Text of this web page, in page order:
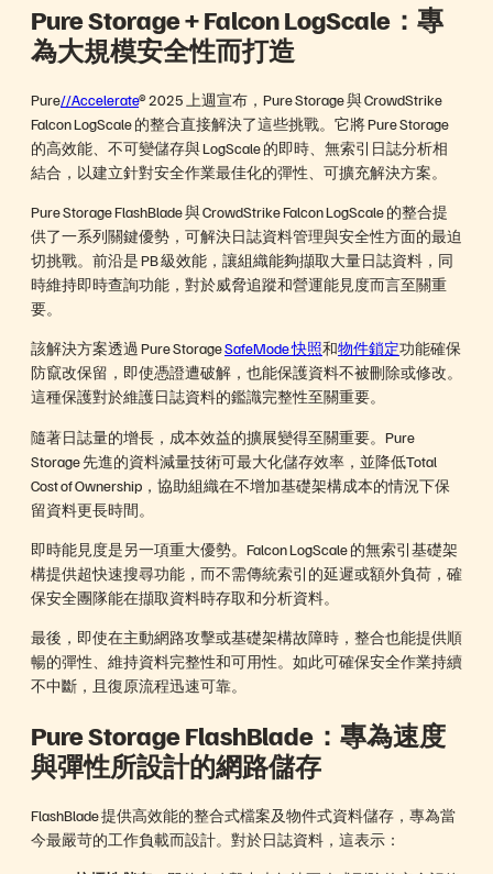
Pure Storage + Falcon LogScale：專
為大規模安全性而打造
Pure//Accelerate® 2025 上週宣布，Pure Storage 與 CrowdStrike
Falcon LogScale 的整合直接解決了這些挑戰。它將 Pure Storage
的高效能、不可變儲存與 LogScale 的即時、無索引日誌分析相
結合，以建立針對安全作業最佳化的彈性、可擴充解決方案。
Pure Storage FlashBlade 與 CrowdStrike Falcon LogScale 的整合提
供了一系列關鍵優勢，可解決日誌資料管理與安全性方面的最迫
切挑戰。前沿是 PB 級效能，讓組織能夠擷取大量日誌資料，同
時維持即時查詢功能，對於威脅追蹤和營運能見度而言至關重
要。
該解決方案透過 Pure StorageSafeMode 快照和物件鎖定功能確保
防竄改保留，即使憑證遭破解，也能保護資料不被刪除或修改。
這種保護對於維護日誌資料的鑑識完整性至關重要。
隨著日誌量的增長，成本效益的擴展變得至關重要。Pure
Storage 先進的資料減量技術可最大化儲存效率，並降低Total
Cost of Ownership，協助組織在不增加基礎架構成本的情況下保
留資料更長時間。
即時能見度是另一項重大優勢。Falcon LogScale 的無索引基礎架
構提供超快速搜尋功能，而不需傳統索引的延遲或額外負荷，確
保安全團隊能在擷取資料時存取和分析資料。
最後，即使在主動網路攻擊或基礎架構故障時，整合也能提供順
暢的彈性、維持資料完整性和可用性。如此可確保安全作業持續
不中斷，且復原流程迅速可靠。
Pure Storage FlashBlade：專為速度
與彈性所設計的網路儲存
FlashBlade 提供高效能的整合式檔案及物件式資料儲存，專為當
今最嚴苛的工作負載而設計。對於日誌資料，這表示：